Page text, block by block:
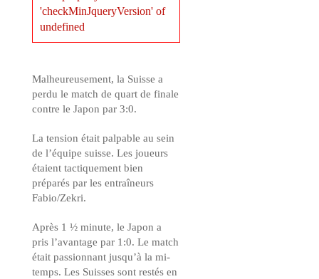
'checkMinJqueryVersion' of
undefined
Malheureusement, la Suisse a
perdu le match de quart de finale
contre le Japon par 3:0.
La tension était palpable au sein
de l’équipe suisse. Les joueurs
étaient tactiquement bien
préparés par les entraîneurs
Fabio/Zekri.
Après 1 ½ minute, le Japon a
pris l’avantage par 1:0. Le match
était passionnant jusqu’à la mi-
temps. Les Suisses sont restés en